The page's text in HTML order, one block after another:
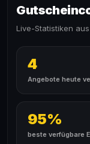
Live-Statistiken
4
Angebote heute
95%
beste verfügbare